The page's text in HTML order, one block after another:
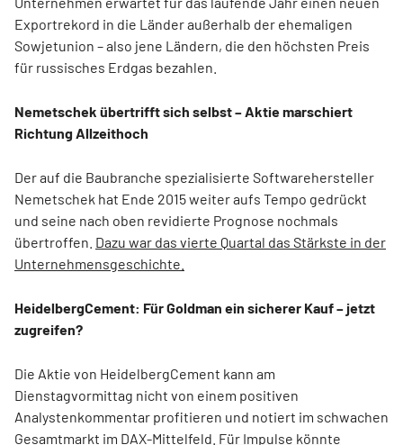
Exportrekord in die Länder außerhalb der ehemaligen
Sowjetunion – also jene Ländern, die den höchsten Preis
für russisches Erdgas bezahlen.
Nemetschek übertrifft sich selbst – Aktie marschiert
Richtung Allzeithoch
Der auf die Baubranche spezialisierte Softwarehersteller
Nemetschek hat Ende 2015 weiter aufs Tempo gedrückt
und seine nach oben revidierte Prognose nochmals
übertroffen. Dazu war das vierte Quartal das Stärkste in der
Unternehmensgeschichte.
HeidelbergCement: Für Goldman ein sicherer Kauf – jetzt
zugreifen?
Die Aktie von HeidelbergCement kann am
Dienstagvormittag nicht von einem positiven
Analystenkommentar profitieren und notiert im schwachen
Gesamtmarkt im DAX-Mittelfeld. Für Impulse könnte